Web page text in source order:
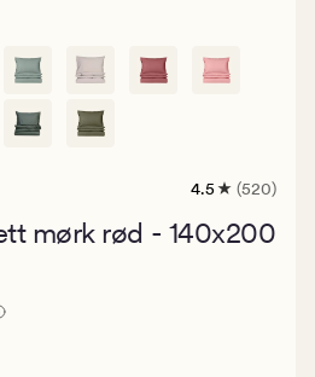
520
med
4.5 (520)
mørk rød - 140x200